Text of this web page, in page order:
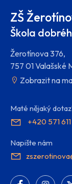
ZŠ
Škola
Žerotínova 376,
757 01 Valašské
Zobrazit na
Maté nějaký
+420 571
Napište nám